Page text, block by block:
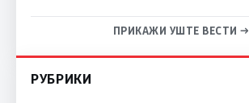
ПРИКАЖИ УШТЕ ВЕСТИ →
РУБРИКИ